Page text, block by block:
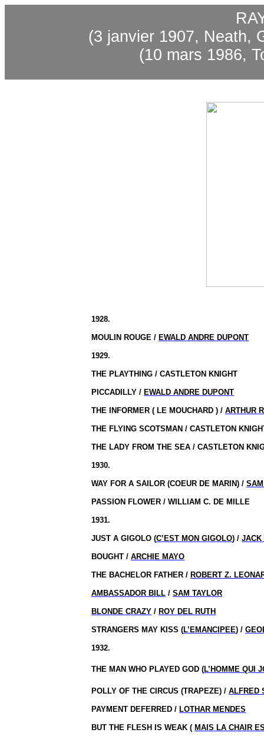
(3 janvier 1907, Neath,
(10 mars 1986,
1928.
MOULIN ROUGE / EWALD ANDRE DUPONT
1929.
THE PLAYTHING / CASTLETON KNIGHT
PICCADILLY / EWALD ANDRE DUPONT
THE INFORMER ( LE MOUCHARD ) /ARTHUR
THE FLYING SCOTSMAN / CASTLETON
THE LADY FROM THE SEA / CASTLETON
1930.
WAY FOR A SAILOR (COEUR DE MARIN) /
PASSION FLOWER / WILLIAM C. DE MILLE
1931.
JUST A GIGOLO (C’EST MON GIGOLO) /JACK
BOUGHT /ARCHIE MAYO
THE BACHELOR FATHER / ROBERT Z.
AMBASSADOR BILL /SAM TAYLOR
BLONDE CRAZY / ROY DEL RUTH
STRANGERS MAY KISS (L’EMANCIPEE) /
1932.
THE MAN WHO PLAYED GOD (L’HOMME QUI
POLLY OF THE CIRCUS (TRAPEZE) /ALFRED
PAYMENT DEFERRED / LOTHAR MENDES
BUT THE FLESH IS WEAK ( MAIS LA CHAIR